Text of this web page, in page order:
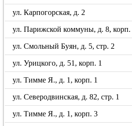
ул. Карпогорская, д. 2
ул. Парижской коммуны, д. 8, корп.
ул. Смольный Буян, д. 5, стр. 2
ул. Урицкого, д. 51, корп. 1
ул. Тимме Я., д. 1, корп. 1
ул. Северодвинская, д. 82, стр. 1
ул. Тимме Я., д. 1, корп. 3